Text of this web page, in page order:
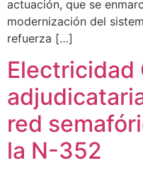
actuación, que se
modernización del
refuerza […]
Electricidad
red
la N-352